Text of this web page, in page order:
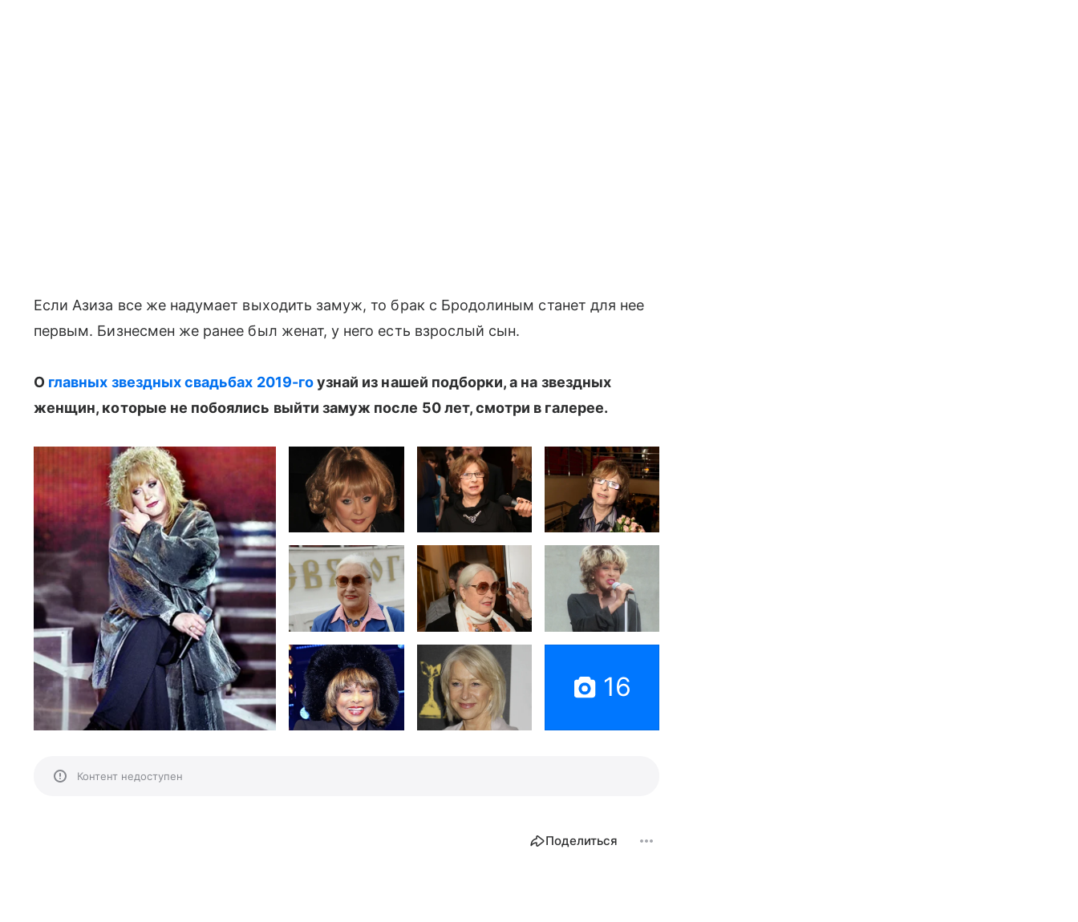
Если Азиза все же надумает выходить замуж, то брак с Бродолиным станет для нее
первым. Бизнесмен же ранее был женат, у него есть взрослый сын.
О главных звездных свадьбах 2019-гоузнай из нашей подборки, а на звездных
женщин, которые не побоялись выйти замуж после 50 лет, смотри в галерее.
16
Контент недоступен
Поделиться